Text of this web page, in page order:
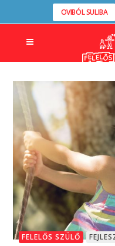
OVIBÓL SULIBA
FELELŐS SZÜLŐ